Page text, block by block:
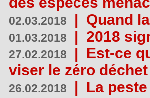
02.03.2018 | Quand
01.03.2018 | 2018
27.02.2018 | Est-ce
viser le zéro déchet
26.02.2018 | La